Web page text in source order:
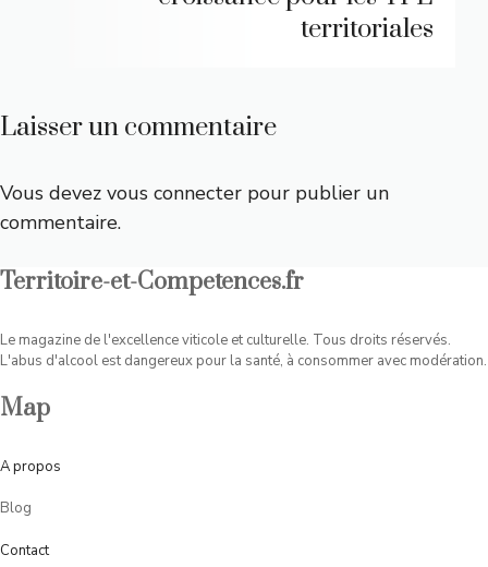
territoriales
Laisser un commentaire
Vous devez vous connecter pour publier un
commentaire.
Territoire-et-Competences.fr
Le magazine de l'excellence viticole et culturelle. Tous droits réservés.
L'abus d'alcool est dangereux pour la santé, à consommer avec modération.
Map
Apropos
Blog
Contact